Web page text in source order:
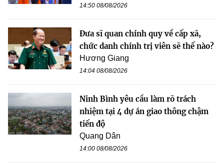
14:50 08/08/2026
Đưa sĩ quan chính quy về cấp xã,
chức danh chính trị viên sẽ thế nào?
Hương Giang
14:04 08/08/2026
Ninh Bình yêu cầu làm rõ trách
nhiệm tại 4 dự án giao thông chậm
tiến độ
Quang Dân
14:00 08/08/2026